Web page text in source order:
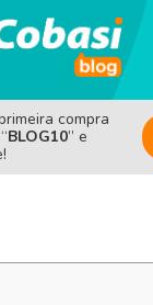
compra
BLOG10” e